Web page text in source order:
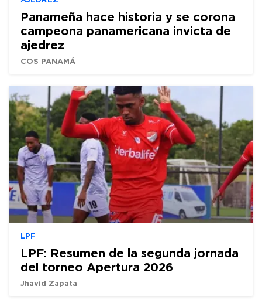
Panameña hace historia y se corona
campeona panamericana invicta de
ajedrez
COS PANAMÁ
LPF
LPF: Resumen de la segunda jornada
del torneo Apertura 2026
Jhavid Zapata